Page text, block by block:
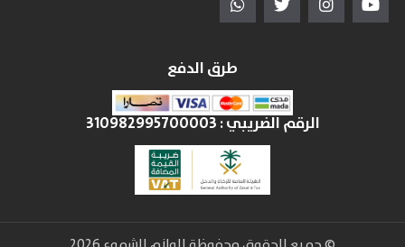
طرق الدفع
الرقم الضريبي :310982995700003